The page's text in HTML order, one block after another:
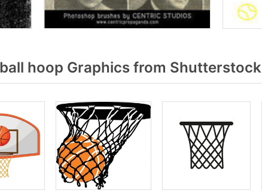
hoop Graphics from Shutterstock